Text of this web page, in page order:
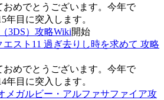
めでとうございます。今年で
年目に突入します。
3DS）攻略Wiki開始
エスト11 過ぎ去りし時を求めて 攻略
めでとうございます。今年で
年目に突入します。
メガルビー・アルファサファイア攻